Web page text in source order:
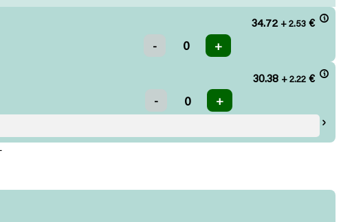
34.72 + 2.53 €
30.38 + 2.22 €